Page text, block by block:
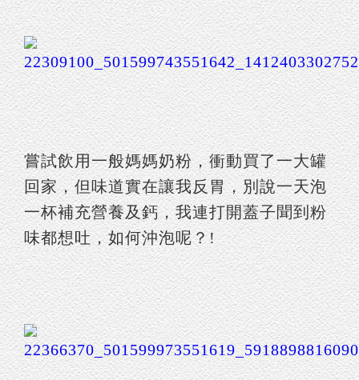
嘗試飲用一般媽媽奶粉，衝動買了一大罐
回家，但味道實在讓我反胃，別說一天泡
一杯補充營養及鈣，我連打開蓋子聞到粉
味都想吐，如何沖泡呢？!